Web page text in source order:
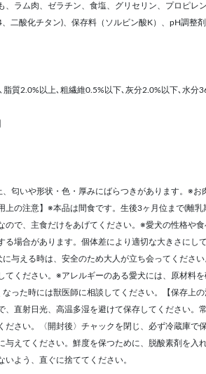
、ラム肉、ゼラチン、食塩、グリセリン、プロピレ
二酸化チタン)、保存料（ソルビン酸K）、pH調整
脂質2.0%以上､粗繊維0.5%以下､灰分2.0%以下､水分
匂いや形状・色・厚みにばらつきがあります。※お
上の注意】※本品は間食です。生後3ヶ月位まで(離
ので、主食だけをあげてください。※愛犬の性格や
る場合があります。個体差により適切な大きさにし
に与える時は、安全のため大人が立ち会ってくださ
てください。※アレルギーのある愛犬には、原材料を
った時には獣医師に相談してください。【保存上
、直射日光、高温多湿を避けて保存してください。
ださい。〈開封後〉チャックを閉じ、必ず冷蔵庫で
与えてください。鮮度を保つために、脱酸素剤を入
いよう、直ぐに捨ててください。